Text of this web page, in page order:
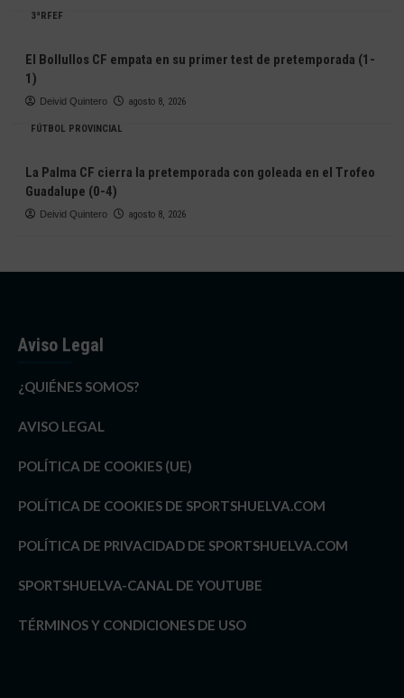
3ªRFEF
El Bollullos CF empata en su primer test de pretemporada (1-
1)
Deivid Quintero agosto 8, 2026
FÚTBOL PROVINCIAL
La Palma CF cierra la pretemporada con goleada en el Trofeo
Guadalupe (0-4)
Deivid Quintero agosto 8, 2026
Aviso Legal
¿QUIÉNES SOMOS?
AVISO LEGAL
POLÍTICA DE COOKIES (UE)
POLÍTICA DE COOKIES DE SPORTSHUELVA.COM
POLÍTICA DE PRIVACIDAD DE SPORTSHUELVA.COM
SPORTSHUELVA-CANAL DE YOUTUBE
TÉRMINOS Y CONDICIONES DE USO